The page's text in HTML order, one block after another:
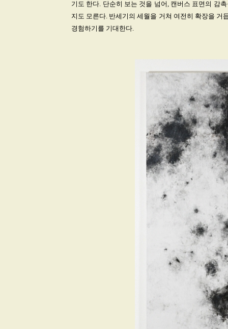
기도 한다. 단순히 보는 것을 넘어, 캔버스 표면의 감
지도 모른다. 반세기의 세월을 거쳐 여전히 확장을
경험하기를 기대한다.